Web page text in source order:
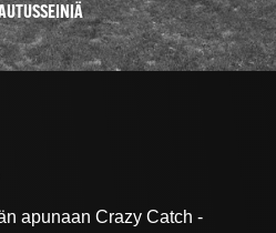
apunaan Crazy Catch -